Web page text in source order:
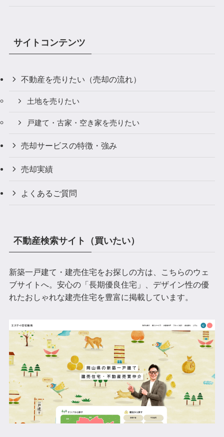
サイトコンテンツ
不動産を売りたい（売却の流れ）
土地を売りたい
戸建て・古家・空き家を売りたい
売却サービスの特徴・強み
売却実績
よくあるご質問
不動産検索サイト（買いたい）
新築一戸建て・建売住宅をお探しの方は、こちらのウェ
ブサイトへ。安心の「長期優良住宅」、デザイン性の優
れたおしゃれな建売住宅を豊富に掲載しています。